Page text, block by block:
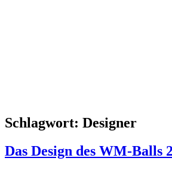
Schlagwort: Designer
Das Design des WM-Balls